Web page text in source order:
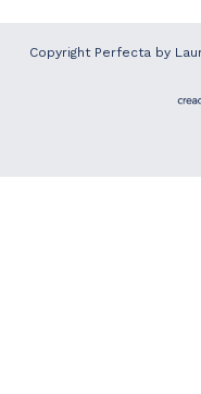
Copyright Perfecta by